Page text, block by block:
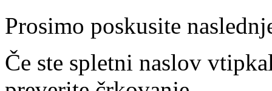
Prosimo poskusite
Če ste spletni naslov